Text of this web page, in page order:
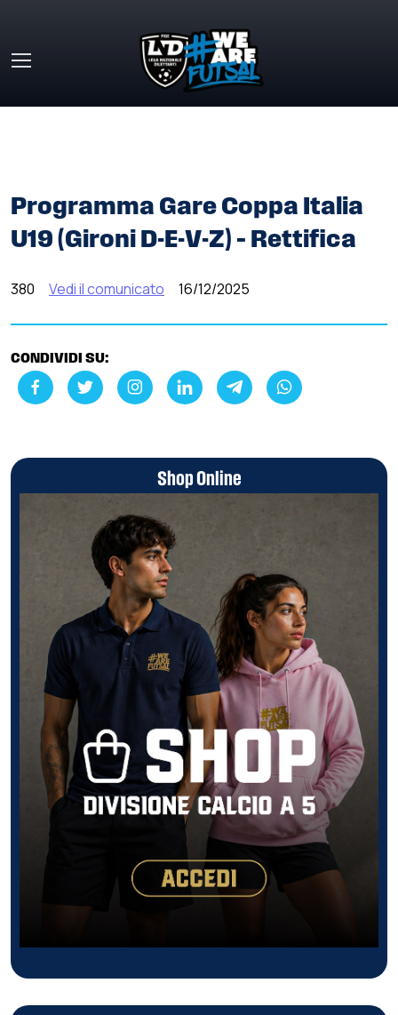
Programma Gare Coppa Italia
U19 (Gironi D-E-V-Z) – Rettifica
380 Vedi il comunicato 16/12/2025
CONDIVIDI SU:
Shop Online